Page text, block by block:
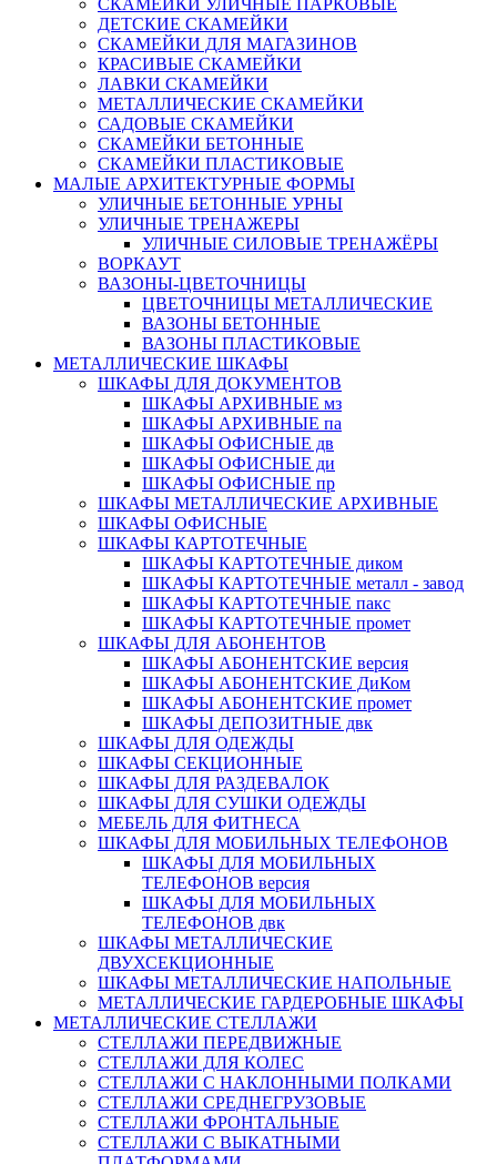
ДЕТСКИЕ СКАМЕЙКИ
СКАМЕЙКИ ДЛЯ МАГАЗИНОВ
КРАСИВЫЕ СКАМЕЙКИ
ЛАВКИ СКАМЕЙКИ
МЕТАЛЛИЧЕСКИЕ СКАМЕЙКИ
САДОВЫЕ СКАМЕЙКИ
СКАМЕЙКИ БЕТОННЫЕ
СКАМЕЙКИ ПЛАСТИКОВЫЕ
МАЛЫЕ АРХИТЕКТУРНЫЕ ФОРМЫ
УЛИЧНЫЕ БЕТОННЫЕ УРНЫ
УЛИЧНЫЕ ТРЕНАЖЕРЫ
УЛИЧНЫЕ СИЛОВЫЕ ТРЕНАЖЁРЫ
ВОРКАУТ
ВАЗОНЫ-ЦВЕТОЧНИЦЫ
ЦВЕТОЧНИЦЫ МЕТАЛЛИЧЕСКИЕ
ВАЗОНЫ БЕТОННЫЕ
ВАЗОНЫ ПЛАСТИКОВЫЕ
МЕТАЛЛИЧЕСКИЕ ШКАФЫ
ШКАФЫ ДЛЯ ДОКУМЕНТОВ
ШКАФЫ АРХИВНЫЕ мз
ШКАФЫ АРХИВНЫЕ па
ШКАФЫ ОФИСНЫЕ дв
ШКАФЫ ОФИСНЫЕ ди
ШКАФЫ ОФИСНЫЕ пр
ШКАФЫ МЕТАЛЛИЧЕСКИЕ АРХИВНЫЕ
ШКАФЫ ОФИСНЫЕ
ШКАФЫ КАРТОТЕЧНЫЕ
ШКАФЫ КАРТОТЕЧНЫЕ диком
ШКАФЫ КАРТОТЕЧНЫЕ металл - завод
ШКАФЫ КАРТОТЕЧНЫЕ пакс
ШКАФЫ КАРТОТЕЧНЫЕ промет
ШКАФЫ ДЛЯ АБОНЕНТОВ
ШКАФЫ АБОНЕНТСКИЕ версия
ШКАФЫ АБОНЕНТСКИЕ ДиКом
ШКАФЫ АБОНЕНТСКИЕ промет
ШКАФЫ ДЕПОЗИТНЫЕ двк
ШКАФЫ ДЛЯ ОДЕЖДЫ
ШКАФЫ СЕКЦИОННЫЕ
ШКАФЫ ДЛЯ РАЗДЕВАЛОК
ШКАФЫ ДЛЯ СУШКИ ОДЕЖДЫ
МЕБЕЛЬ ДЛЯ ФИТНЕСА
ШКАФЫ ДЛЯ МОБИЛЬНЫХ ТЕЛЕФОНОВ
ШКАФЫ ДЛЯ МОБИЛЬНЫХ
ТЕЛЕФОНОВ версия
ШКАФЫ ДЛЯ МОБИЛЬНЫХ
ТЕЛЕФОНОВ двк
ШКАФЫ МЕТАЛЛИЧЕСКИЕ
ДВУХСЕКЦИОННЫЕ
ШКАФЫ МЕТАЛЛИЧЕСКИЕ НАПОЛЬНЫЕ
МЕТАЛЛИЧЕСКИЕ ГАРДЕРОБНЫЕ ШКАФЫ
МЕТАЛЛИЧЕСКИЕ СТЕЛЛАЖИ
СТЕЛЛАЖИ ПЕРЕДВИЖНЫЕ
СТЕЛЛАЖИ ДЛЯ КОЛЕС
СТЕЛЛАЖИ С НАКЛОННЫМИ ПОЛКАМИ
СТЕЛЛАЖИ СРЕДНЕГРУЗОВЫЕ
СТЕЛЛАЖИ ФРОНТАЛЬНЫЕ
СТЕЛЛАЖИ С ВЫКАТНЫМИ